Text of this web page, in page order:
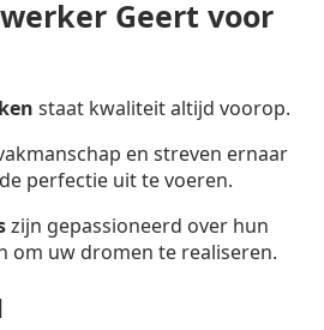
Geert voor
staat kwaliteit altijd voorop.
en streven ernaar
perfectie uit te voeren.
zijn gepassioneerd over hun
om uw dromen te realiseren.